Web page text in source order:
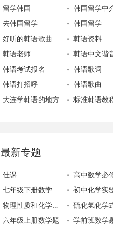
留学韩国
韩国留学中
去韩国留学
韩国留学
好听的韩语歌曲
韩语资料
韩语老师
韩语中文谐
韩语考试报名
韩语歌词
韩语打招呼
韩语歌曲
大连学韩语的地方
标准韩语教
最新专题
佳课
高中数学必
七年级下册数学
初中化学实
物理性质和化学性质
硫化氢化学
六年级上册数学题
学前班数学